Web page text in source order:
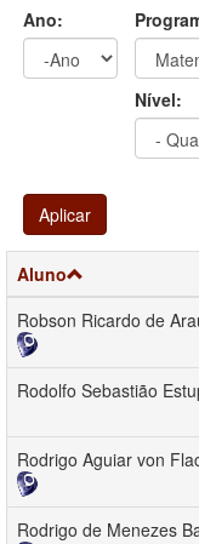
Ano:
Nível:
Aplicar
Aluno
Robson Ricardo de
Rodolfo Sebastião
Rodrigo Aguiar von
Rodrigo de Menezes